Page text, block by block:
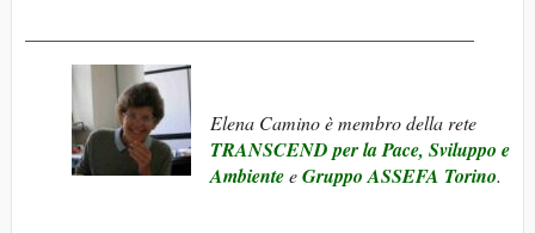
Elena Camino è membro della rete
TRANSCEND per la Pace, Sviluppo e
AmbienteeGruppo ASSEFA Torino.